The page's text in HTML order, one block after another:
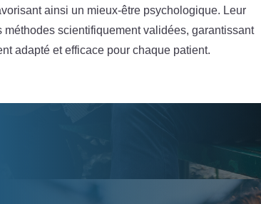
ainsi un mieux-être psychologique. Leur
méthodes scientifiquement validées, garantissant
adapté et efficace pour chaque patient.